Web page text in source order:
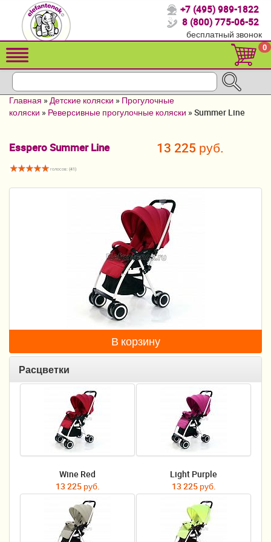
Спасибо, что выбрали нас!
Распродажа!
Детские коляски
Кроватки для новорожденных
Детский транспорт
Постельные принадлежности
Качели, шезлонги
Манежи
Безопасность ребенка
Ходунки и прыгунки
Игры и развитие
Принадлежности для выписки
Сумки для мам и детей
Кенгуру и слинги
+7 (495) 989-1822
8 (800) 775-06-52
бесплатный звонок
0
Главная »Детские коляски » Прогулочные
коляски » Реверсивные прогулочные коляски »Summer Line
Esspero Summer Line
голосов: (41)
13 225 руб.
В корзину
Расцветки
Wine Red
13 225 руб.
Light Purple
13 225 руб.